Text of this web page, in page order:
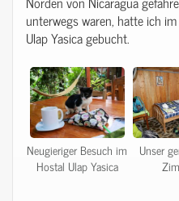
unterwegs waren, hatte ich
Ulap Yasica gebucht.
Neugieriger Besuch im
Hostal Ulap Yasica
Unser